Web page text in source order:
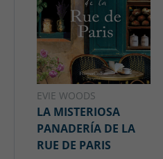
EVIE WOODS
LA MISTERIOSA
PANADERÍA DE LA
RUE DE PARIS